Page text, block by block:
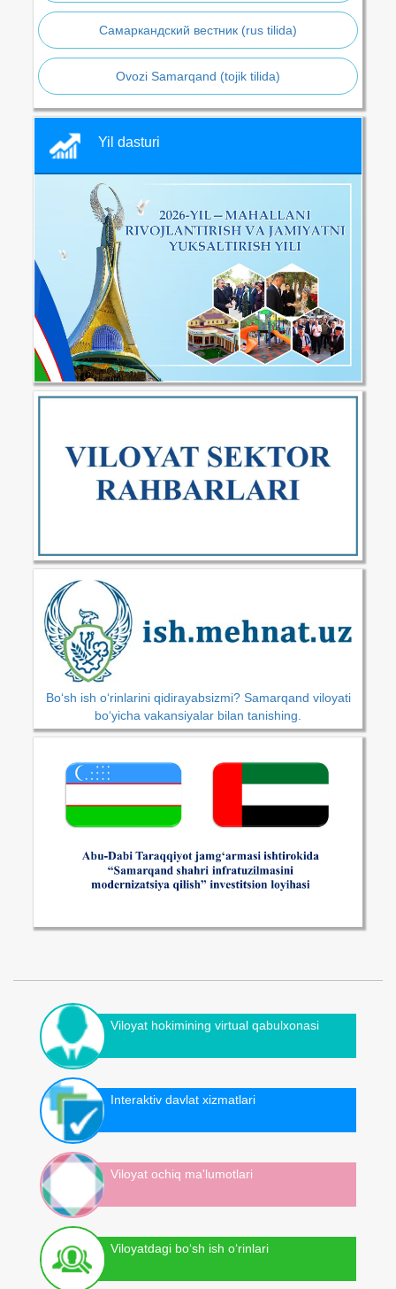
Самаркандский вестник (rus tilida)
Ovozi Samarqand (tojik tilida)
Yil dasturi
Bo‘sh ish o‘rinlarini qidirayabsizmi? Samarqand viloyati
bo‘yicha vakansiyalar bilan tanishing.
Viloyat hokimining virtual qabulxonasi
Interaktiv davlat xizmatlari
Viloyat ochiq ma'lumotlari
Viloyatdagi bo‘sh ish o‘rinlari